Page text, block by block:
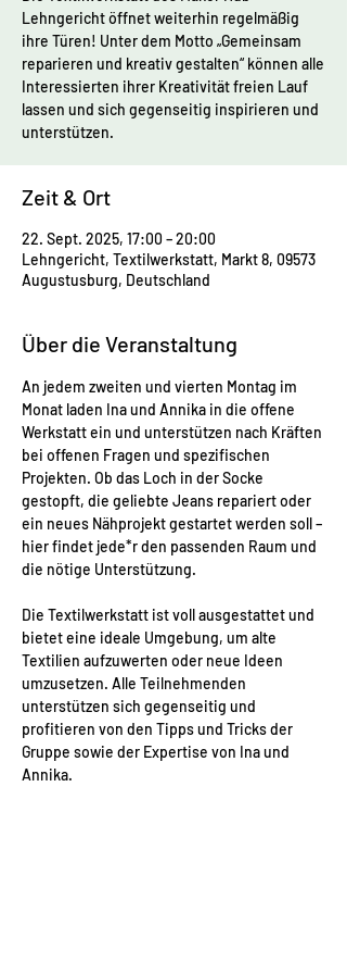
Lehngericht öffnet weiterhin regelmäßig
ihre Türen! Unter dem Motto „Gemeinsam
reparieren und kreativ gestalten“ können alle
Interessierten ihrer Kreativität freien Lauf
lassen und sich gegenseitig inspirieren und
unterstützen.
Zeit & Ort
22. Sept. 2025, 17:00 – 20:00
Lehngericht, Textilwerkstatt, Markt 8, 09573
Augustusburg, Deutschland
Über die Veranstaltung
An jedem zweiten und vierten Montag im
Monat laden Ina und Annika in die offene
Werkstatt ein und unterstützen nach Kräften
bei offenen Fragen und spezifischen
Projekten. Ob das Loch in der Socke
gestopft, die geliebte Jeans repariert oder
ein neues Nähprojekt gestartet werden soll –
hier findet jede*r den passenden Raum und
die nötige Unterstützung.
Die Textilwerkstatt ist voll ausgestattet und
bietet eine ideale Umgebung, um alte
Textilien aufzuwerten oder neue Ideen
umzusetzen. Alle Teilnehmenden
unterstützen sich gegenseitig und
profitieren von den Tipps und Tricks der
Gruppe sowie der Expertise von Ina und
Annika.